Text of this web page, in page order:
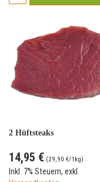
2 Hüftsteaks
14,95 € (29,90 €/1kg)
Inkl. 7% Steuern, exkl.